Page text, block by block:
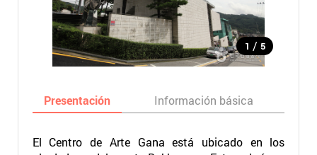
1 / 5
Presentación Información básica
El Centro de Arte Gana está ubicado en los